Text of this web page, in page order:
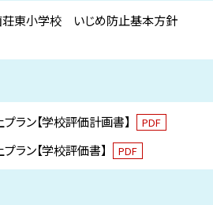
東小学校 いじめ防止基本方針
ラン【学校評価計画書】 PDF
ラン【学校評価書】 PDF